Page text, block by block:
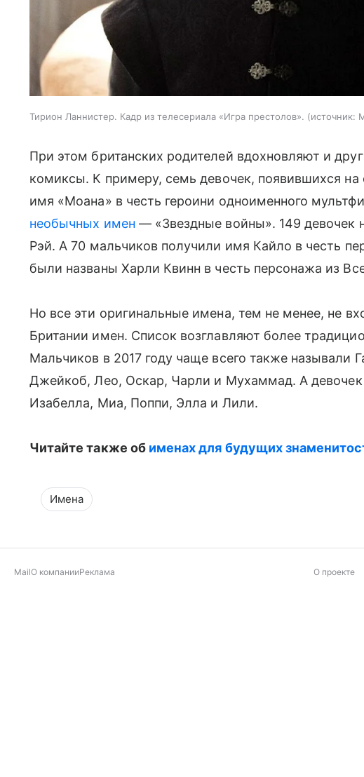
Тирион Ланнистер. Кадр из телесериала «Игра престолов». источник:
При этом британских родителей вдохновляют и
комиксы. К примеру, семь девочек, появившихся
имя «Моана» в честь героини одноименного
необычных имен — «Звездные войны». 149 девочек
Рэй. А 70 мальчиков получили имя Кайло в честь
были названы Харли Квинн в честь персонажа из
Но все эти оригинальные имена, тем не менее, не
Британии имен. Список возглавляют более
Мальчиков в 2017 году чаще всего также
Джейкоб, Лео, Оскар, Чарли и Мухаммад. А
Изабелла, Миа, Поппи, Элла и Лили.
Читайте также об именах для будущих
Имена
MailО компанииРеклама О проекте